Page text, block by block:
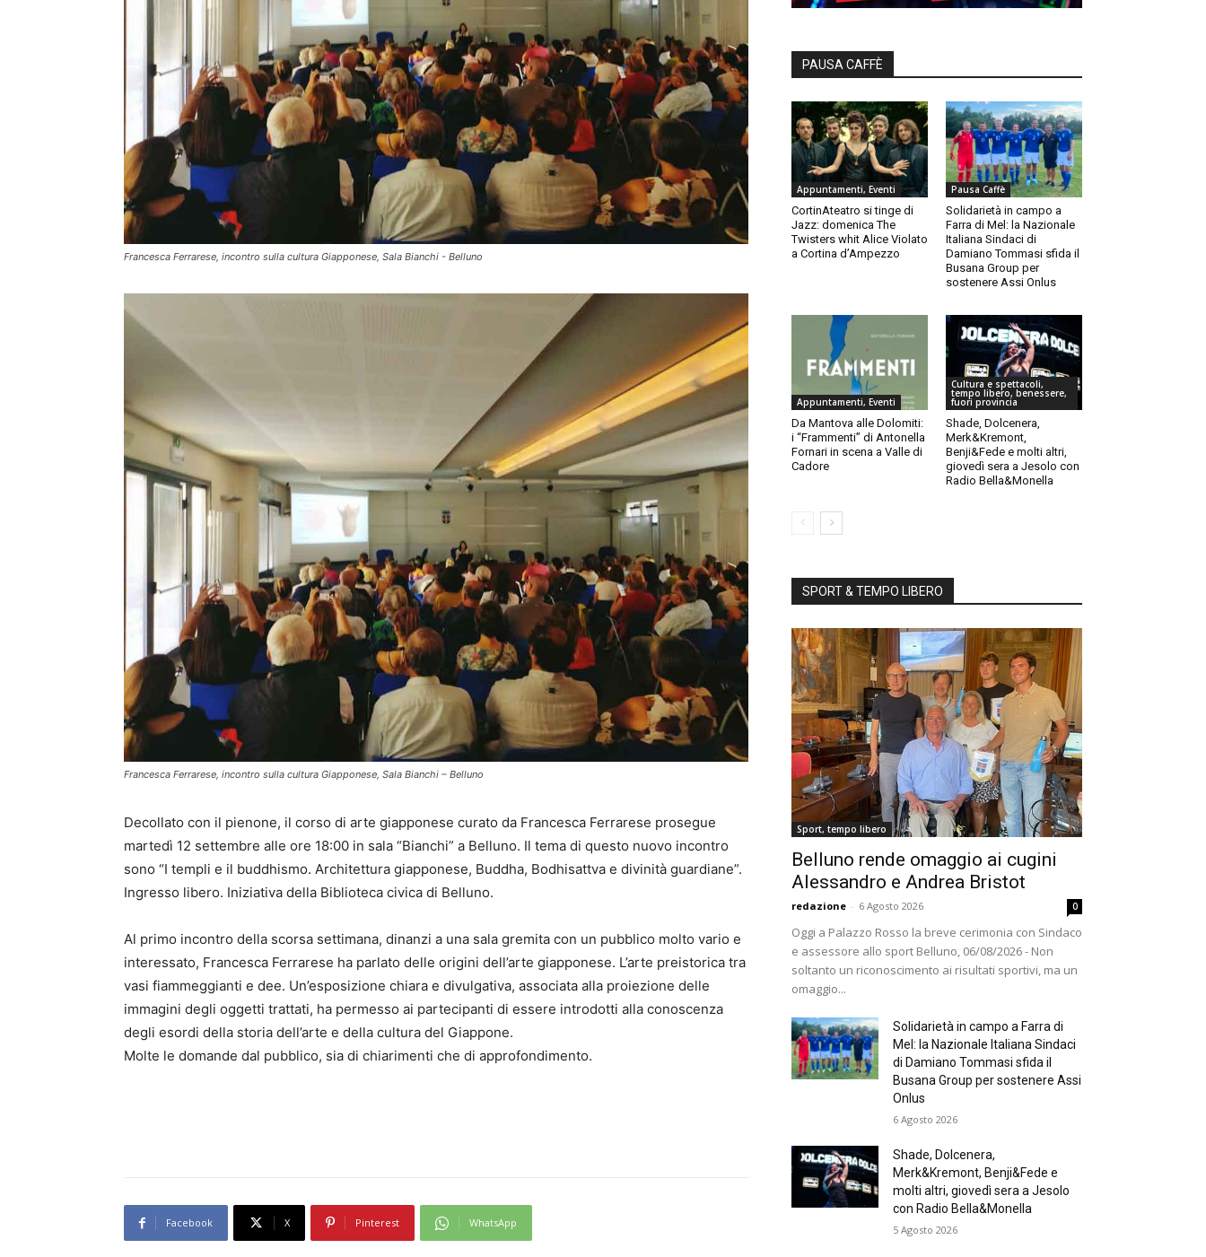
Francesca Ferrarese, incontro sulla cultura Giapponese, Sala Bianchi - Belluno
Francesca Ferrarese, incontro sulla cultura Giapponese, Sala Bianchi – Belluno
Decollato con il pienone, il corso di arte giapponese curato da Francesca Ferrarese prosegue
martedì 12 settembre alle ore 18:00 in sala “Bianchi” a Belluno. Il tema di questo nuovo incontro
sono “I templi e il buddhismo. Architettura giapponese, Buddha, Bodhisattva e divinità guardiane”.
Ingresso libero. Iniziativa della Biblioteca civica di Belluno.
Al primo incontro della scorsa settimana, dinanzi a una sala gremita con un pubblico molto vario e
interessato, Francesca Ferrarese ha parlato delle origini dell’arte giapponese. L’arte preistorica tra
vasi fiammeggianti e dee. Un’esposizione chiara e divulgativa, associata alla proiezione delle
immagini degli oggetti trattati, ha permesso ai partecipanti di essere introdotti alla conoscenza
degli esordi della storia dell’arte e della cultura del Giappone.
Molte le domande dal pubblico, sia di chiarimenti che di approfondimento.
Facebook X Pinterest WhatsApp
PAUSA CAFFÈ
Appuntamenti, Eventi
CortinAteatro si tinge di
Jazz: domenica The
Twisters whit Alice Violato
a Cortina d’Ampezzo
Pausa Caffè
Solidarietà in campo a
Farra di Mel: la Nazionale
Italiana Sindaci di
Damiano Tommasi sfida il
Busana Group per
sostenere Assi Onlus
Appuntamenti, Eventi
Da Mantova alle Dolomiti:
i “Frammenti” di Antonella
Fornari in scena a Valle di
Cadore
Cultura e spettacoli,
tempo libero, benessere,
fuori provincia
Shade, Dolcenera,
Merk&Kremont,
Benji&Fede e molti altri,
giovedì sera a Jesolo con
Radio Bella&Monella
SPORT & TEMPO LIBERO
Sport, tempo libero
Belluno rende omaggio ai cugini
Alessandro e Andrea Bristot
redazione - 6 Agosto 2026 0
Oggi a Palazzo Rosso la breve cerimonia con Sindaco
e assessore allo sport Belluno, 06/08/2026 - Non
soltanto un riconoscimento ai risultati sportivi, ma un
omaggio...
Solidarietà in campo a Farra di
Mel: la Nazionale Italiana Sindaci
di Damiano Tommasi sfida il
Busana Group per sostenere Assi
Onlus
6 Agosto 2026
Shade, Dolcenera,
Merk&Kremont, Benji&Fede e
molti altri, giovedì sera a Jesolo
con Radio Bella&Monella
5 Agosto 2026